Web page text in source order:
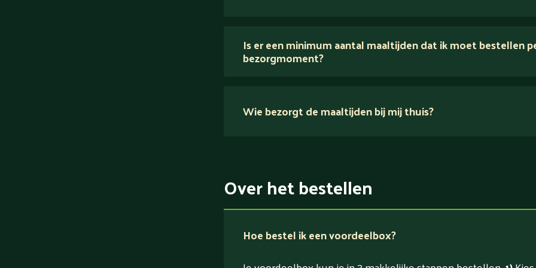
Is er een minimum aantal maaltijden dat ik moet bestellen
bezorgmoment?
Wie bezorgt de maaltijden bij mij thuis?
Over het bestellen
Hoe bestel ik een voordeelbox?